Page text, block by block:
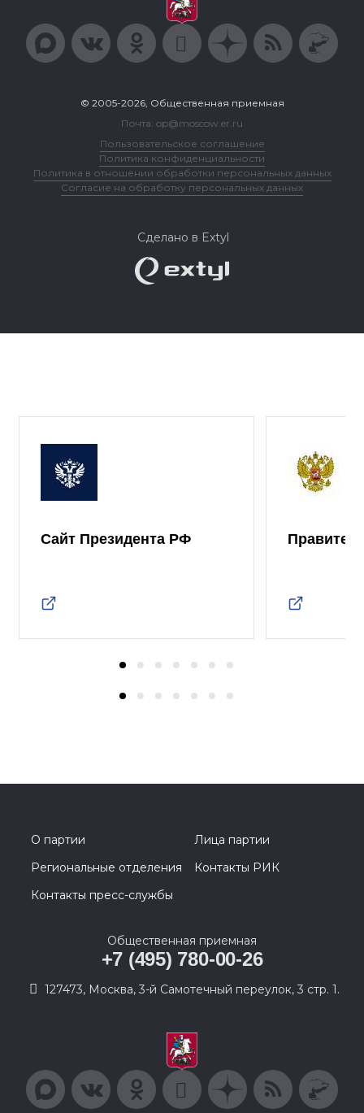
© 2005-2026, Общественная приемная
Почта: op@moscow.er.ru
Пользовательское соглашение
Политика конфиденциальности
Политика в отношении обработки персональных данных
Согласие на обработку персональных данных
Сделано в Extyl
Сайт Президента РФ
О партии
Лица партии
Региональные отделения
Контакты РИК
Контакты пресс-службы
Общественная приемная
+7 (495) 780-00-26
127473, Москва, 3-й Самотечный переулок, 3 стр. 1.